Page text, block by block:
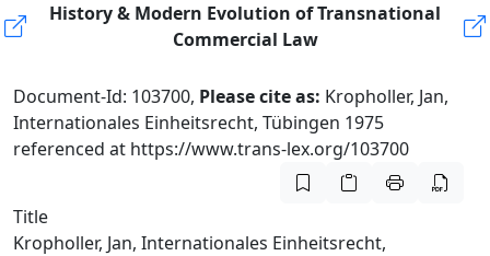
History & Modern Evolution of Transnational
Commercial Law
Document-Id: 103700, Please cite as: Kropholler, Jan,
Internationales Einheitsrecht, Tübingen 1975
referenced at https://www.trans-lex.org/103700
Title
Kropholler, Jan, Internationales Einheitsrecht,